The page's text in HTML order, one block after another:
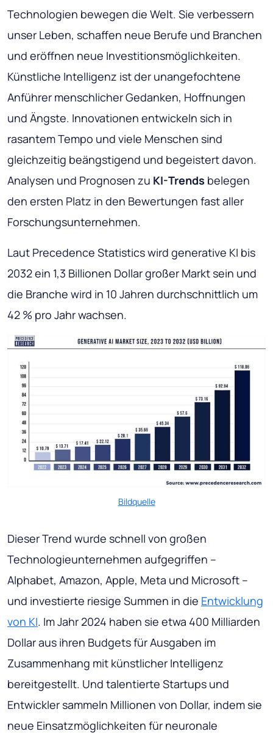
Technologien bewegen die Welt. Sie verbessern
unser Leben, schaffen neue Berufe und Branchen
und eröffnen neue Investitionsmöglichkeiten.
Künstliche Intelligenz ist der unangefochtene
Anführer menschlicher Gedanken, Hoffnungen
und Ängste. Innovationen entwickeln sich in
rasantem Tempo und viele Menschen sind
gleichzeitig beängstigend und begeistert davon.
Analysen und Prognosen zu KI-Trends belegen
den ersten Platz in den Bewertungen fast aller
Forschungsunternehmen.
Laut Precedence Statistics wird generative KI bis
2032 ein 1,3 Billionen Dollar großer Markt sein und
die Branche wird in 10 Jahren durchschnittlich um
42 % pro Jahr wachsen.
Bildquelle
Dieser Trend wurde schnell von großen
Technologieunternehmen aufgegriffen –
Alphabet, Amazon, Apple, Meta und Microsoft –
und investierte riesige Summen in die Entwicklung
von KI. Im Jahr 2024 haben sie etwa 400 Milliarden
Dollar aus ihren Budgets für Ausgaben im
Zusammenhang mit künstlicher Intelligenz
bereitgestellt. Und talentierte Startups und
Entwickler sammeln Millionen von Dollar, indem sie
neue Einsatzmöglichkeiten für neuronale